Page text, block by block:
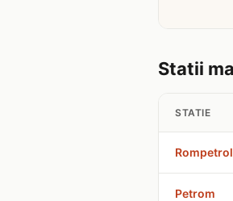
Statii
STATIE
Rompetrol
Petrom